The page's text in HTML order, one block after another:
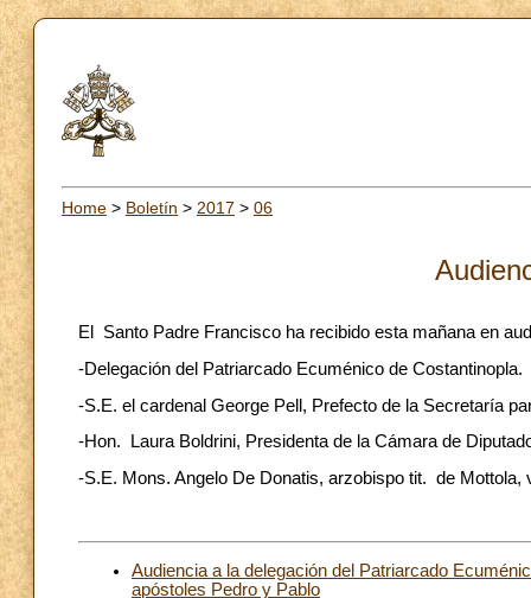
Home > Boletín > 2017 > 06
El Santo Padre Francisco ha recibido esta mañana en
-Delegación del Patriarcado Ecuménico de Costantinopla.
-S.E. el cardenal George Pell, Prefecto de la Secretaría
-Hon. Laura Boldrini, Presidenta de la Cámara de
-S.E. Mons. Angelo De Donatis, arzobispo tit. de
Audiencia a la delegación del Patriarcado
apóstoles Pedro y Pablo